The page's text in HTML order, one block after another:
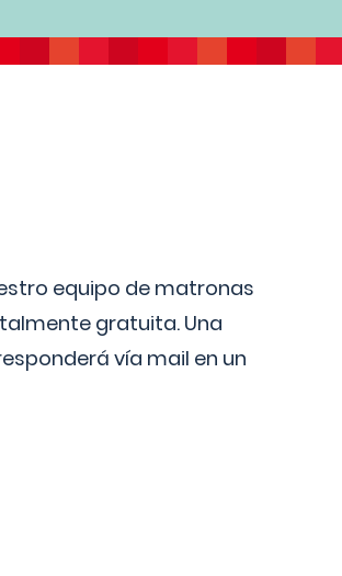
equipo de matronas
gratuita. Una
vía mail en un